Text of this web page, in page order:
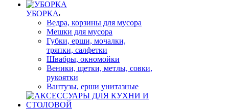
УБОРКА
Ведра, корзины для мусора
Мешки для мусора
Губки, ерши, мочалки,
тряпки, салфетки
Швабры, окномойки
Веники, щетки, метлы, совки,
рукоятки
Вантузы, ерши унитазные